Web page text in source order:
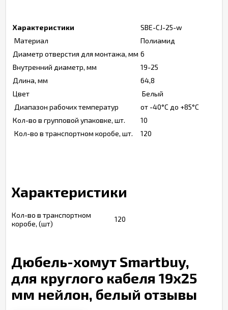
Характеристики
SBE-CJ-25-w
Материал
Полиамид
Диаметр отверстия для монтажа, мм 6
Внутренний диаметр, мм
19-25
Длина, мм
64,8
Цвет
Белый
Диапазон рабочих температур
от -40°С до +85°С
Кол-во в групповой упаковке, шт.
10
Кол-во в транспортном коробе, шт.
120
Характеристики
Кол-во в транспортном
коробе, (шт)
120
Дюбель-хомут Smartbuy,
для круглого кабеля 19x25
мм нейлон, белый отзывы